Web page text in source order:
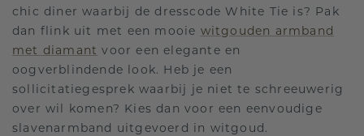
chic diner waarbij de dresscode White Tie is? Pak
dan flink uit met een mooie witgouden armband
met diamant voor een elegante en
oogverblindende look. Heb je een
sollicitatiegesprek waarbij je niet te schreeuwerig
over wil komen? Kies dan voor een eenvoudige
slavenarmband uitgevoerd in witgoud.